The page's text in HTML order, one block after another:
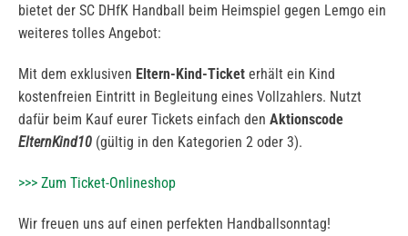
bietet der SC DHfK Handball beim Heimspiel gegen Lemgo ein
weiteres tolles Angebot:
Mit dem exklusiven Eltern-Kind-Ticket erhält ein Kind
kostenfreien Eintritt in Begleitung eines Vollzahlers. Nutzt
dafür beim Kauf eurer Tickets einfach den Aktionscode
ElternKind10 (gültig in den Kategorien 2 oder 3).
>>> Zum Ticket-Onlineshop
Wir freuen uns auf einen perfekten Handballsonntag!